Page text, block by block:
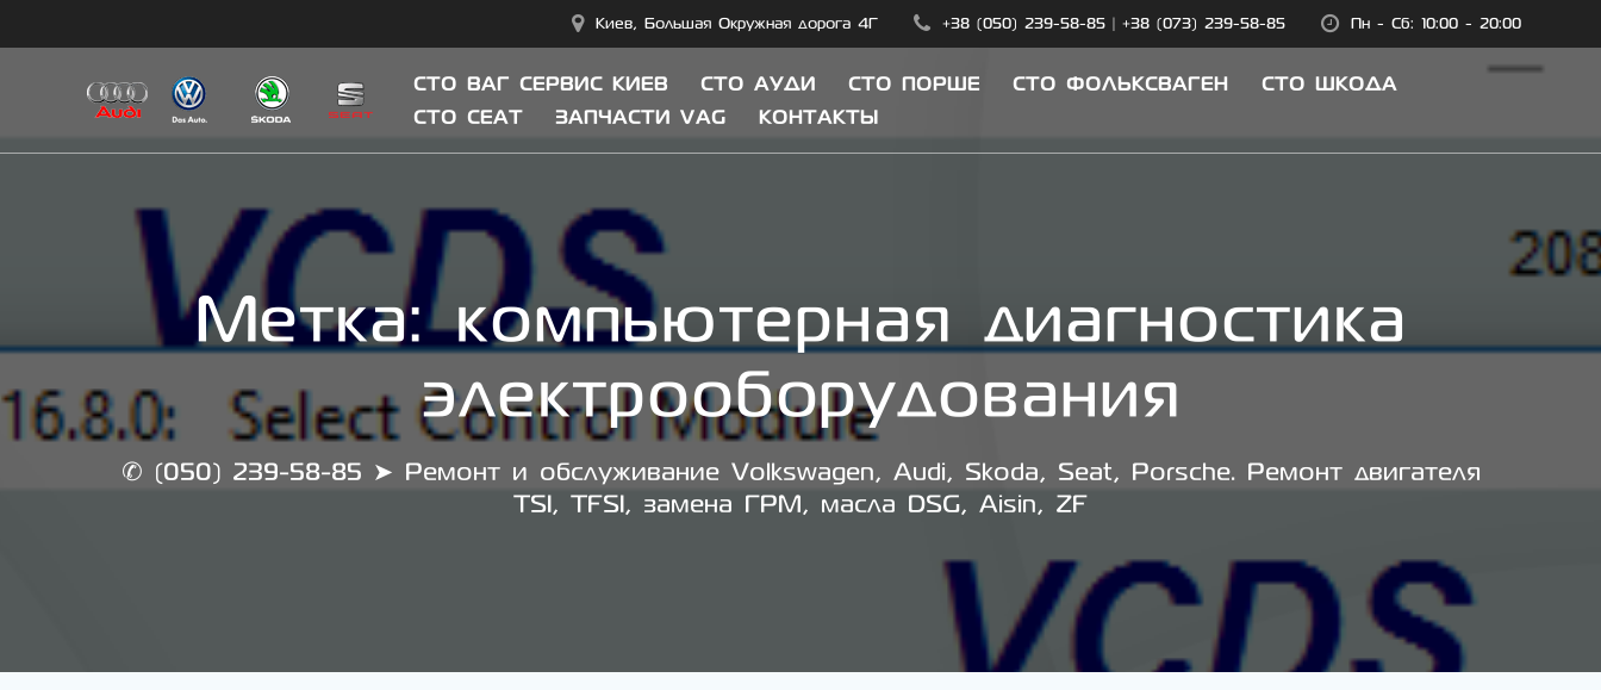
Киев, Большая Окружная дорога 4Г +38 (050) 239-58-85| +38 (073) 239-58-85 Пн - Сб: 10:00 - 20:00
СТО ВАГ СЕРВИС КИЕВ СТО АУДИ СТО ПОРШЕ СТО ФОЛЬКСВАГЕН
СТО ШКОДА
СТО СЕАТ
ЗАПЧАСТИ VAG КОНТАКТЫ
Метка:компьютерная диагностика
электрооборудования
✆ (050) 239-58-85 ➤ Ремонт и обслуживание Volkswagen, Audi, Skoda, Seat, Porsche. Ремонт двигателя
TSI, TFSI, замена ГРМ, масла DSG, Aisin, ZF